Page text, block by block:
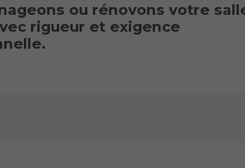
ou rénovons votre
rigueur et exigence